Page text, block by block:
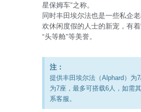
星保姆车”之称。
同时丰田埃尔法也是一些私企
欢休闲度假的人士的新宠，有着
“头等舱”等美誉。
注：
提供丰田埃尔法（Alphard）为
为7座，最多可搭载6人，如需
系客服。